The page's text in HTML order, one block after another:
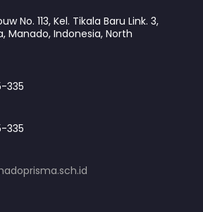
No. 113, Kel. Tikala Baru Link. 3,
Manado, Indonesia, North
335
335